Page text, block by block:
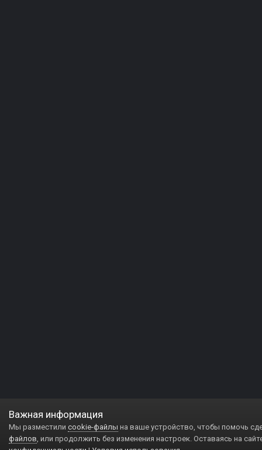
Важная информация
Мы разместили cookie-файлы на ваше устройство, чтобы помочь
файлов, или продолжить без изменения настроек. Оставаясь на